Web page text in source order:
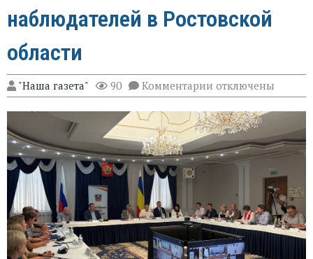
наблюдателей в Ростовской
области
"Наша газета" 90 Комментарии к
записи
Эксперт
Александр
Брод
высоко
оценил
подготовку
наблюдателей
Ростовской
области
отключены